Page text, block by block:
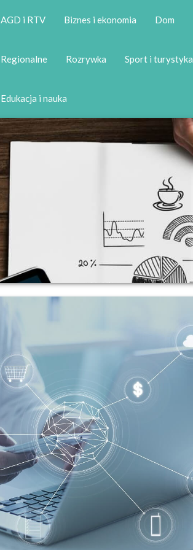
AGD i RTV Biznes i ekonomia Dom
Regionalne Rozrywka Sport i turystyka
Edukacja i nauka